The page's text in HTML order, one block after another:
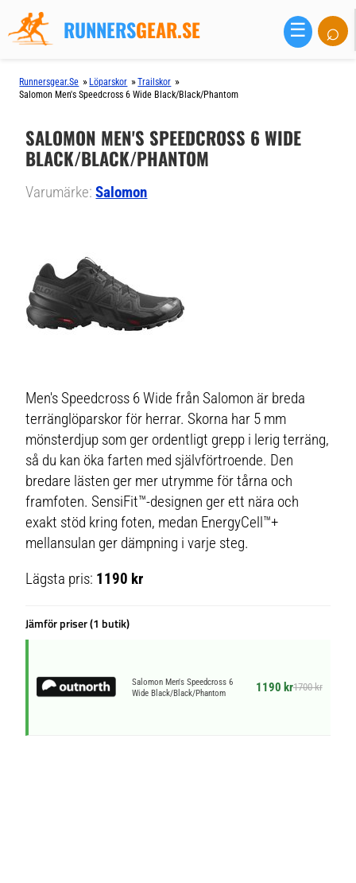
RUNNERSGEAR.SE ☰ ⌕
Runnersgear.se » Löparskor »Trailskor »
Salomon Men's Speedcross 6 Wide Black/Black/Phantom
SALOMON MEN'S SPEEDCROSS 6 WIDE
BLACK/BLACK/PHANTOM
Varumärke:Salomon
Men's Speedcross 6 Wide från Salomon är breda
terränglöparskor för herrar. Skorna har 5 mm
mönsterdjup som ger ordentligt grepp i lerig terräng,
så du kan öka farten med självförtroende. Den
bredare lästen ger mer utrymme för tårna och
framfoten. SensiFit™-designen ger ett nära och
exakt stöd kring foten, medan EnergyCell™+
mellansulan ger dämpning i varje steg.
Lägsta pris: 1190 kr
Jämför priser (1 butik)
Salomon Men's Speedcross 6
Wide Black/Black/Phantom
1190 kr1700 kr